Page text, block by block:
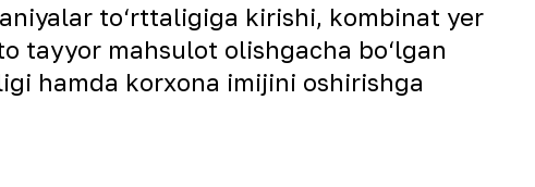
to‘rttaligiga kirishi, kombinat yer
tayyor mahsulot olishgacha bo‘lgan
hamda korxona imijini oshirishga